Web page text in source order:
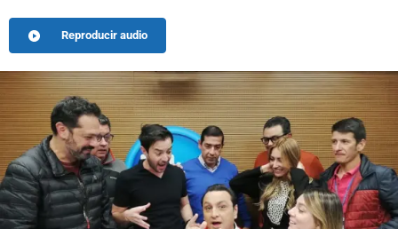
Reproducir audio